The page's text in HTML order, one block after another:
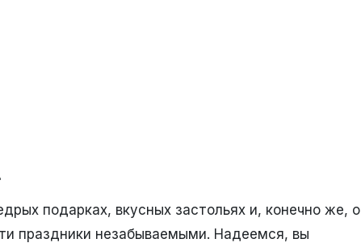
подарках, вкусных застольях и, конечно же, о
праздники незабываемыми. Надеемся, вы